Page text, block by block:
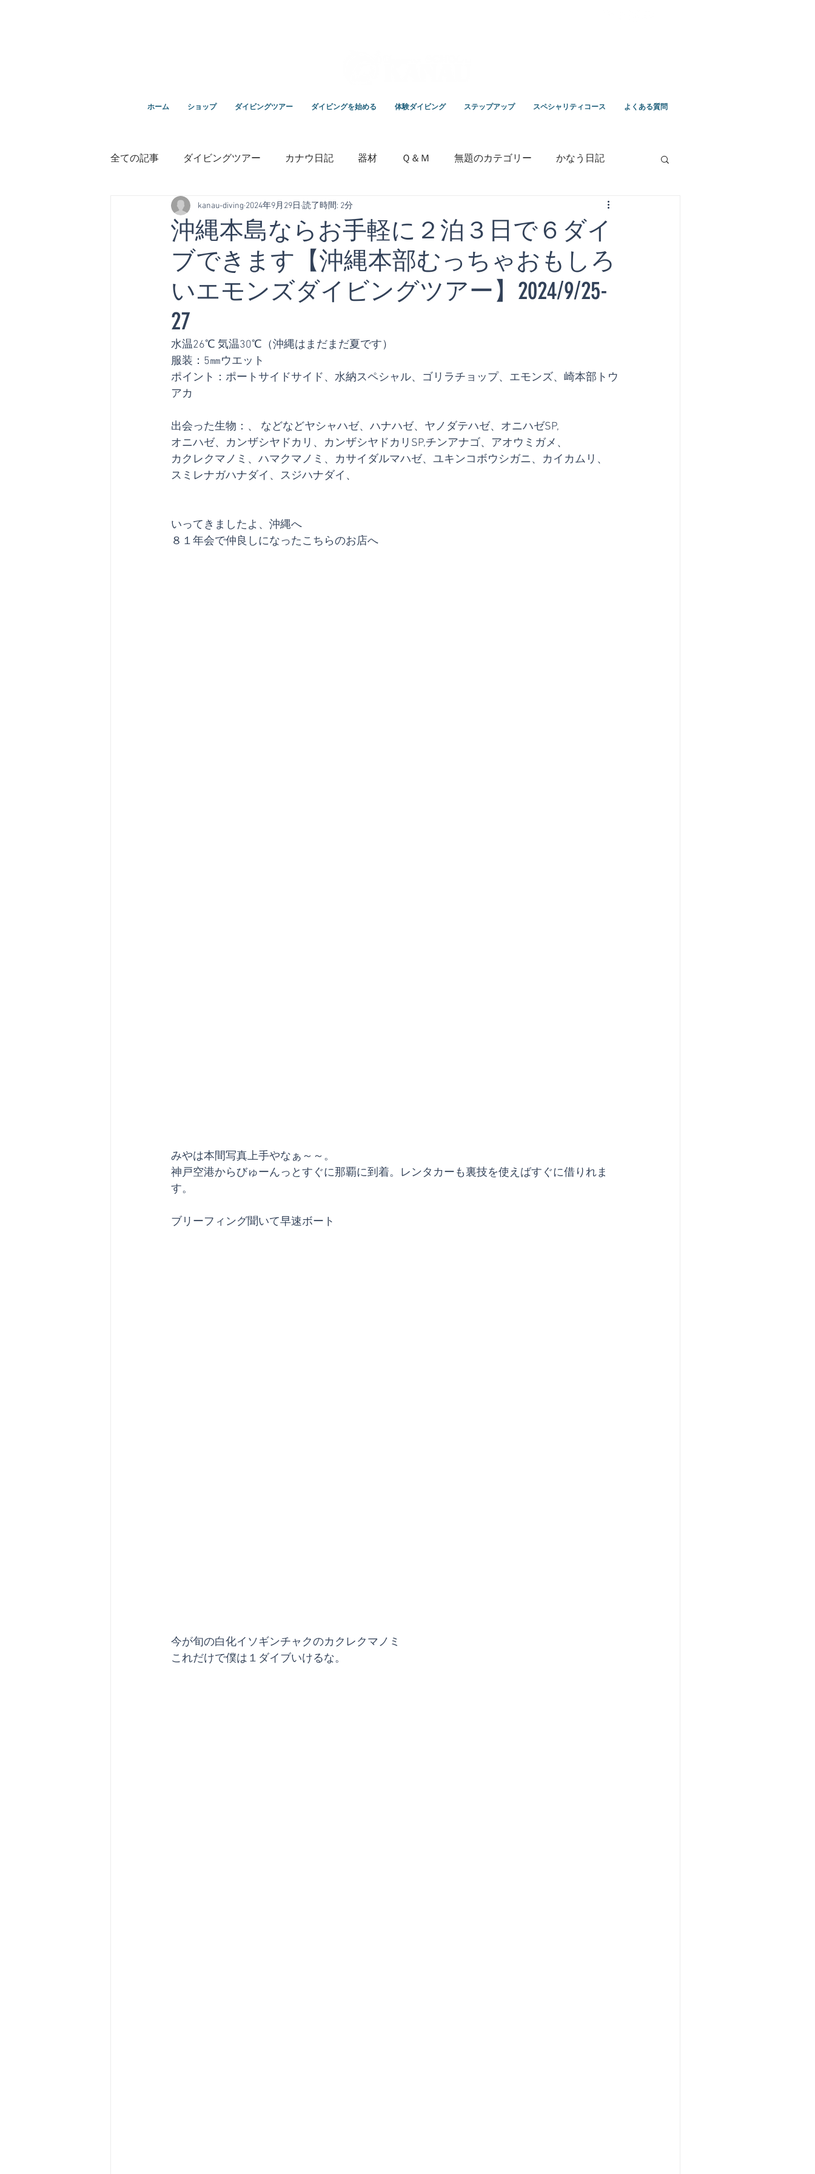
ホーム ショップ ダイビングツアー ダイビングを始める 体験ダイビング ステップアップ スペシャリティコース よくある質問
全ての記事 ダイビングツアー カナウ日記 器材 Ｑ＆Ｍ 無題のカテゴリー かなう日記
鵜来島ダイビング いっちゃんの毎日ブログ 竹野ツアー
１０周年
沖縄本島ならお手軽に２泊３日で６ダイ
ブできます【沖縄本部むっちゃおもしろ
いエモンズダイビングツアー】2024/9/25-
27
kanau-diving 2024年9月29日 読了時間: 2分
水温26℃ 気温30℃（沖縄はまだまだ夏です）
服装：5㎜ウエット
ポイント：ポートサイドサイド、水納スペシャル、ゴリラチョップ、エモンズ、崎本部トウ
アカ
出会った生物： 、 などなどヤシャハゼ、ハナハゼ、ヤノダテハゼ、オニハゼSP,
オニハゼ、カンザシヤドカリ、カンザシヤドカリSP,チンアナゴ、アオウミガメ、
カクレクマノミ、ハマクマノミ、カサイダルマハゼ、ユキンコボウシガニ、カイカムリ、
スミレナガハナダイ、スジハナダイ、
いってきましたよ、沖縄へ
８１年会で仲良しになったこちらのお店へ
みやは本間写真上手やなぁ～～。
神戸空港からびゅーんっとすぐに那覇に到着。レンタカーも裏技を使えばすぐに借りれま
す。
ブリーフィング聞いて早速ボート
今が旬の白化イソギンチャクのカクレクマノミ
これだけで僕は１ダイブいけるな。